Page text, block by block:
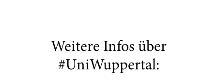
Weitere Infos über
#UniWuppertal: